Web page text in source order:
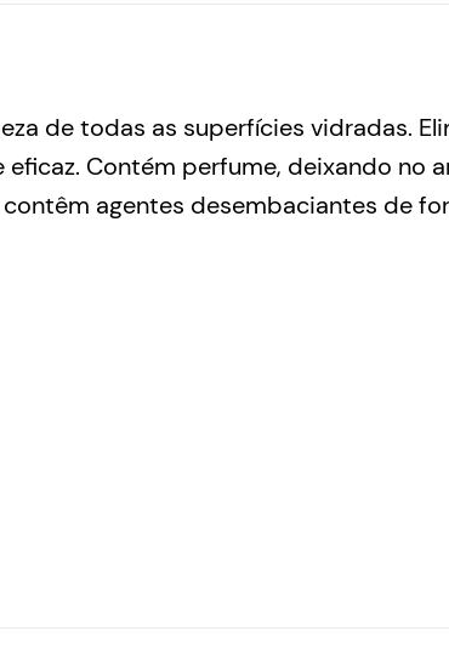
de todas as superfícies vidradas.
Contém perfume, deixando no
agentes desembaciantes de